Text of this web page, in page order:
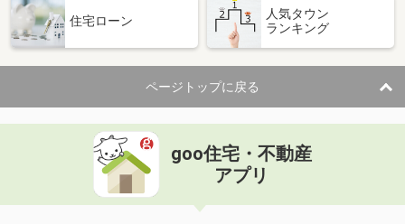
住宅ローン
人気タウン
ランキング
ページトップに戻る
goo住宅・不動産
アプリ